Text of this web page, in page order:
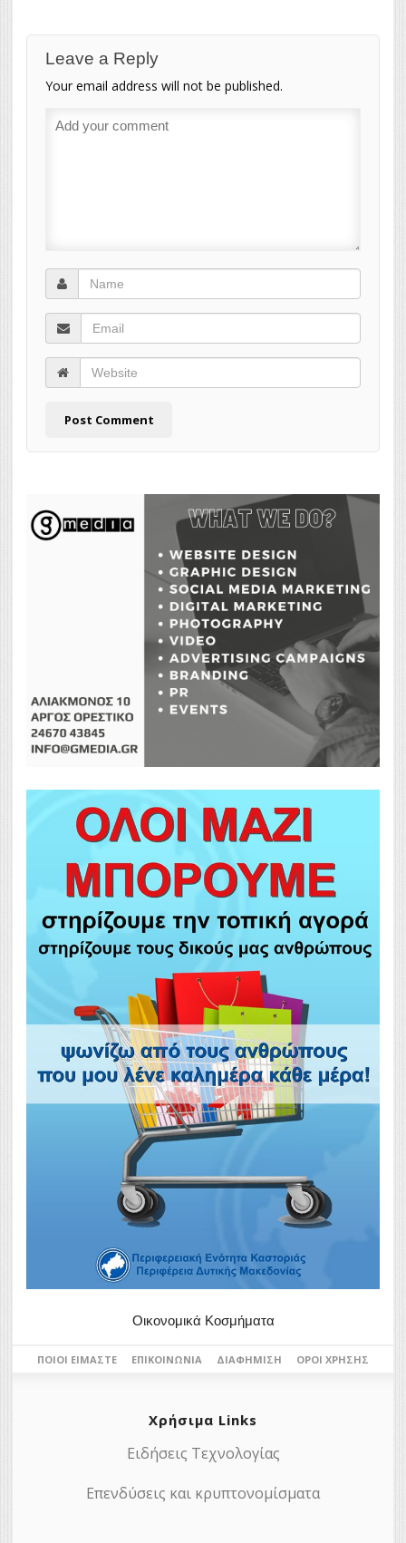
Leave a Reply
Your email address will not be published.
Οικονομικά Κοσμήματα
ΠΟΙΟΙ ΕΊΜΑΣΤΕ ΕΠΙΚΟΙΝΩΝΊΑ ΔΙΑΦΉΜΙΣΗ ΌΡΟΙ ΧΡΉΣΗΣ
Χρήσιμα Links
Ειδήσεις Τεχνολογίας
Επενδύσεις και κρυπτονομίσματα